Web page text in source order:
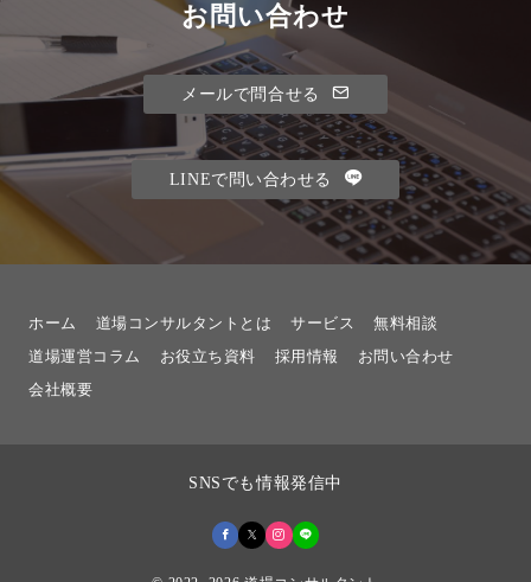
お問い合わせ
メールで問合せる
LINEで問い合わせる
ホーム 道場コンサルタントとは サービス
無料相談
道場運営コラム
お役立ち資料 採用情報
お問い合わせ
会社概要
SNSでも情報発信中